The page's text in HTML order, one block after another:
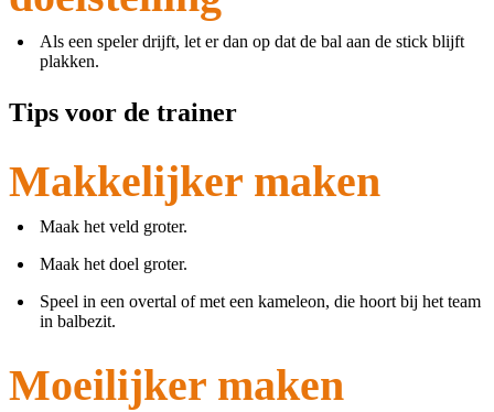
Als een speler drijft, let er dan op dat de bal aan de stick blijft
plakken.
Tips voor de trainer
Makkelijker maken
Maak het veld groter.
Maak het doel groter.
Speel in een overtal of met een kameleon, die hoort bij het team
in balbezit.
Moeilijker maken